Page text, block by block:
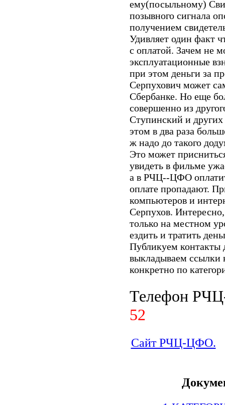
ему(посыльному)
позывного сигнала
получением
Удивляет один факт
с оплатой. Зачем не
эксплуатационные
при этом деньги за
Серпухович может
Сбербанке. Но еще
совершенно из
Ступинский и других
этом в два раза
ж надо до такого
Это может
увидеть в фильме
а в РЧЦ--ЦФО
оплате пропадают.
компьютеров и
Серпухов.
только на местном
ездить и тратить
Публикуем
выкладываем ссылки
конкретно по
Телефон
52
Сайт РЧЦ-ЦФО.